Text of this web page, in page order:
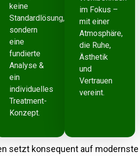
keine
Standardlösung,
sondern
eine
fundierte
Analyse &
ein
individuelles
Treatment-
Konzept.
im Fokus –
mit einer
Atmosphäre,
die Ruhe,
Ästhetik
und
Vertrauen
vereint.
setzt konsequent auf modernste